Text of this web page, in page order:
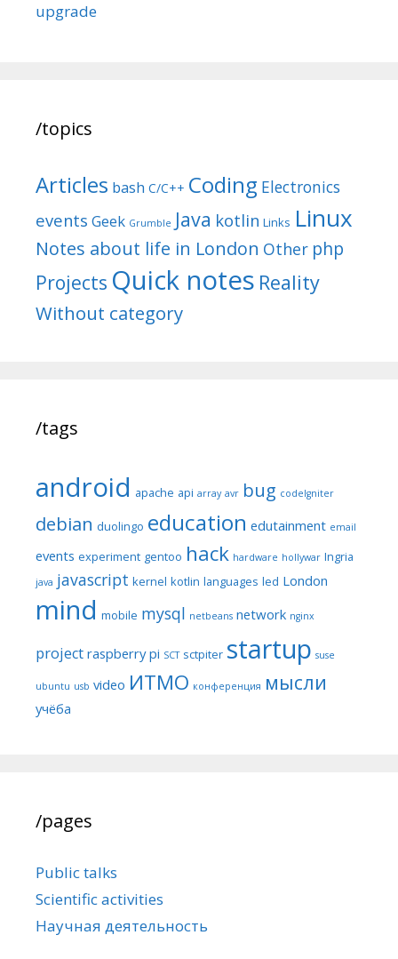
upgrade
/topics
Articles bash C/C++ Coding Electronics
events Geek Grumble Java kotlin Links Linux
Notes about life in London Other php
Projects Quick notes Reality
Without category
/tags
android apache api array avr bug codeIgniter
debian duolingo education edutainment email
events experiment gentoo hack hardware hollywar Ingria
java javascript kernel kotlin languages led London
mind mobile mysql netbeans network nginx
project raspberry pi SCT sctpiter startup suse
ubuntu usb video ИТМО конференция мысли
учёба
/pages
Public talks
Scientific activities
Научная деятельность